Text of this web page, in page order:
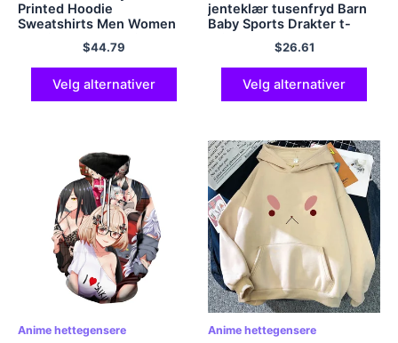
Printed Hoodie
Sweatshirts Men Women
Fashion Casual Anime
Pullover Unisex Harajuku
Streetwear Cool Hoodies
$44.79
Velg alternativer
jenteklær tusenfryd Barn
Baby Sports Drakter t-
skjorte bluse Bukser 3 4 5
6 7 8 9 10 11 12 år
$26.61
Velg alternativer
Anime hettegensere Anime hettegensere